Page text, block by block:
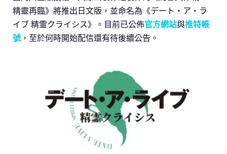
精靈再臨》將推出日文版，並命名為《デート・ア・ラ
イブ 精霊クライシス》。目前已公佈官方網站與推特帳
號，至於何時開始配信還有待後續公告。